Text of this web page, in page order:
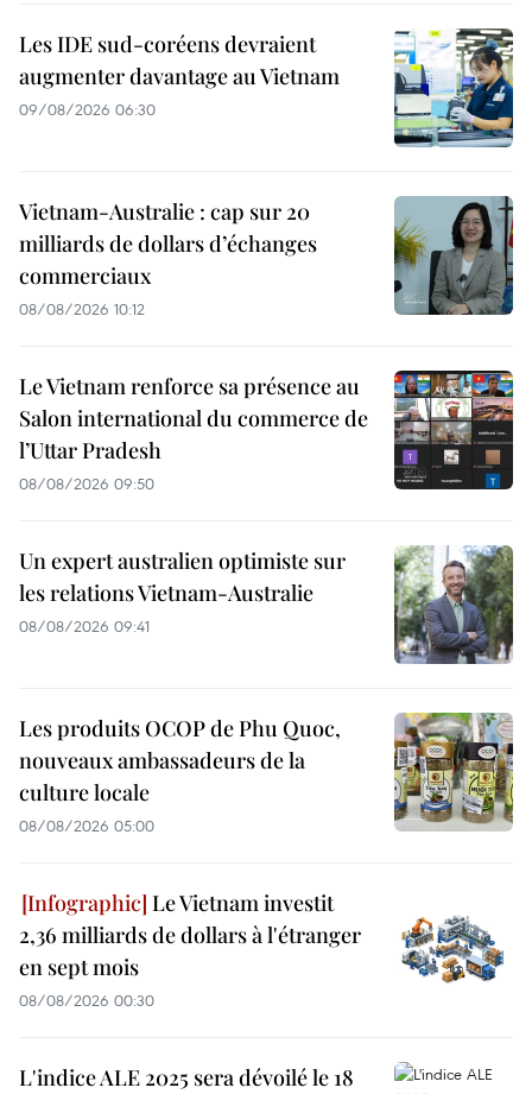
Les IDE sud-coréens devraient
augmenter davantage au Vietnam
09/08/2026 06:30
Vietnam-Australie : cap sur 20
milliards de dollars d’échanges
commerciaux
08/08/2026 10:12
Le Vietnam renforce sa présence au
Salon international du commerce de
l’Uttar Pradesh
08/08/2026 09:50
Un expert australien optimiste sur
les relations Vietnam-Australie
08/08/2026 09:41
Les produits OCOP de Phu Quoc,
nouveaux ambassadeurs de la
culture locale
08/08/2026 05:00
Le Vietnam investit
2,36 milliards de dollars à l'étranger
en sept mois
08/08/2026 00:30
L'indice ALE 2025 sera dévoilé le 18